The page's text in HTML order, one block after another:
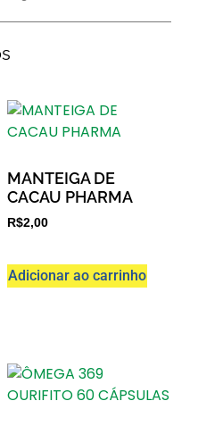
MANTEIGA DE
CACAU PHARMA
R$2,00
Adicionar ao carrinho